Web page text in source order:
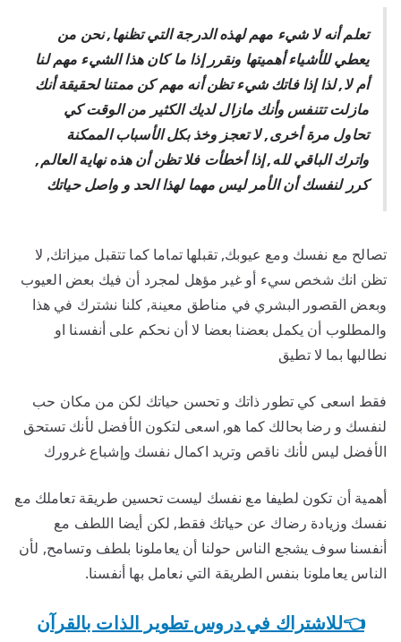
تعلم أنه لا شيء مهم لهذه الدرجة التي تظنها, نحن من
يعطي للأشياء أهميتها ونقرر إذا ما كان هذا الشيء مهم لنا
أم لا, لذا إذا فاتك شيء تظن أنه مهم كن ممتنا لحقيقة أنك
مازلت تتنفس وأنك مازال لديك الكثير من الوقت كي
تحاول مرة أخرى, لا تعجز وخذ بكل الأسباب الممكنة
واترك الباقي لله, إذا أخطأت فلا تظن أن هذه نهاية العالم,
كرر لنفسك أن الأمر ليس مهما لهذا الحد و واصل حياتك
تصالح مع نفسك ومع عيوبك, تقبلها تماما كما تتقبل ميزاتك, لا
تظن انك شخص سيء أو غير مؤهل لمجرد أن فيك بعض العيوب
وبعض القصور البشري في مناطق معينة, كلنا نشترك في هذا
والمطلوب أن يكمل بعضنا بعضا لا أن نحكم على أنفسنا او
نطالبها بما لا تطيق
فقط اسعى كي تطور ذاتك و تحسن حياتك لكن من مكان حب
لنفسك و رضا بحالك كما هو, اسعى لتكون الأفضل لأنك تستحق
الأفضل ليس لأنك ناقص وتريد اكمال نفسك وإشباع غرورك
أهمية أن تكون لطيفا مع نفسك ليست تحسين طريقة تعاملك مع
نفسك وزيادة رضاك عن حياتك فقط, لكن أيضا اللطف مع
أنفسنا سوف يشجع الناس حولنا أن يعاملونا بلطف وتسامح, لأن
الناس يعاملونا بنفس الطريقة التي نعامل بها أنفسنا.
👈للاشتراك في دروس تطوير الذات بالقرآن